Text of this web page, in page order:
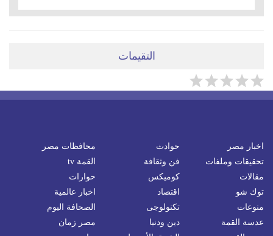
التقيمات
اخبار مصر حوادث
محافظات مصر
تحقيقات وملفات
فن وثقافة
القمة tv
مقالات
كوميكس
حوارات
توك شو
اقتصاد
اخبار عالمية
منوعات
تكنولوجى
الصحافة اليوم
عدسة القمة
دين ودنيا
مصر زمان